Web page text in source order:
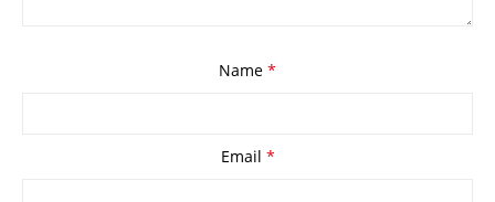
Name *
Email *